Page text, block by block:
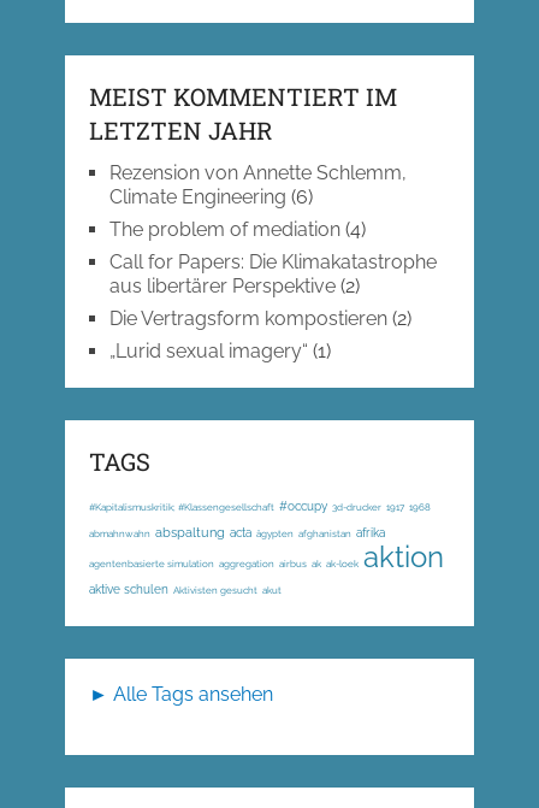
MEIST KOMMENTIERT IM
LETZTEN JAHR
Rezension von Annette Schlemm,
Climate Engineering (6)
The problem of mediation(4)
Call for Papers: Die Klimakatastrophe
aus libertärer Perspektive(2)
Die Vertragsform kompostieren(2)
„Lurid sexual imagery“ (1)
TAGS
#Kapitalismuskritik; #Klassengesellschaft #occupy 3d-drucker 1917 1968
abmahnwahn abspaltung acta ägypten afghanistan afrika
agentenbasierte simulation aggregation airbus ak ak-loek aktion
aktive schulen Aktivisten gesucht akut
► Alle Tags ansehen